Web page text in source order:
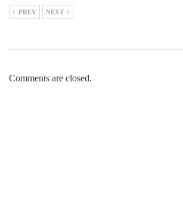
PREV NEXT
Comments are closed.